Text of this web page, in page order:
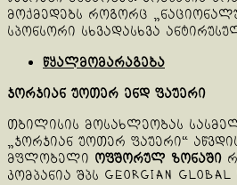
მოქმედებს როგორც
სპონსორი სხვადასხვა
წყალმომარაგება
ჯორჯიან უოთერ ენდ ფაუერი
თბილისის მოსახლეობას
„ჯორჯიან უოთერ ფაუერი“
მფლობელი ოფშორულ ზონაში
კომპანია შპს Georgian